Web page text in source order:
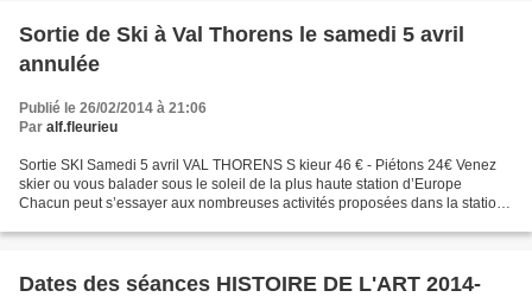
Sortie de Ski à Val Thorens le samedi 5 avril
annulée
Publié le 26/02/2014 à 21:06
Par alf.fleurieu
Sortie SKI Samedi 5 avril VAL THORENS S kieur 46 € - Piétons 24€ Venez
skier ou vous balader sous le soleil de la plus haute station d’Europe
Chacun peut s’essayer aux nombreuses activités proposées dans la station,
Dates des séances HISTOIRE DE L'ART 2014-